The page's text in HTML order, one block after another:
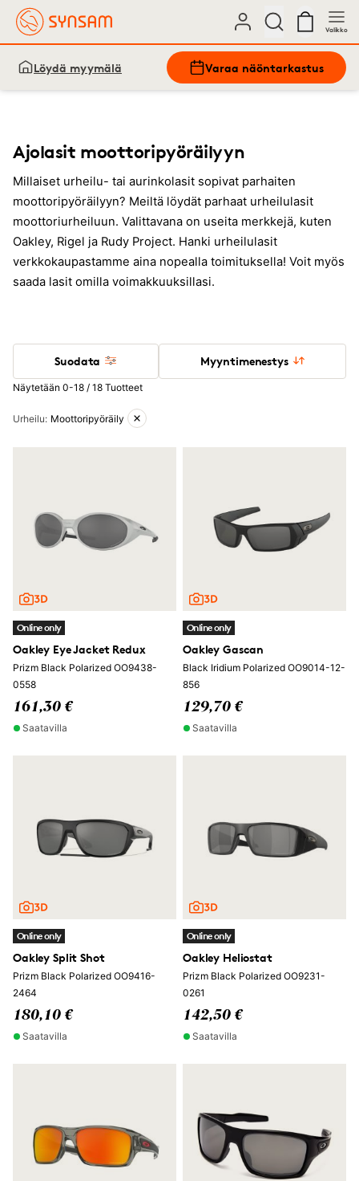
Valikko
Löydä myymälä Varaa näöntarkastus
Ajolasit moottoripyöräilyyn
Millaiset urheilu- tai aurinkolasit sopivat parhaiten
moottoripyöräilyyn? Meiltä löydät parhaat urheilulasit
moottoriurheiluun. Valittavana on useita merkkejä, kuten
Oakley, Rigel ja Rudy Project. Hanki urheilulasit
verkkokaupastamme aina nopealla toimituksella! Voit myös
saada lasit omilla voimakkuuksillasi.
Suodata Myyntimenestys
Näytetään 0-18 / 18 Tuotteet
Aktiiviset suodattimet
Urheilu: Moottoripyöräily
Online only
Oakley Eye Jacket Redux
Prizm Black Polarized OO9438-
0558
161,30 €
Saatavilla
Online only
Oakley Gascan
Black Iridium Polarized OO9014-12-
856
129,70 €
Saatavilla
Online only
Oakley Split Shot
Prizm Black Polarized OO9416-
2464
180,10 €
Saatavilla
Online only
Oakley Heliostat
Prizm Black Polarized OO9231-
0261
142,50 €
Saatavilla